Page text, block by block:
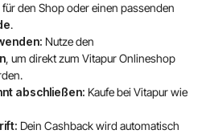
den Shop oder einen passenden
.
Nutze den
, um direkt zum Vitapur Onlineshop
abschließen: Kaufe bei Vitapur wie
Dein Cashback wird automatisch